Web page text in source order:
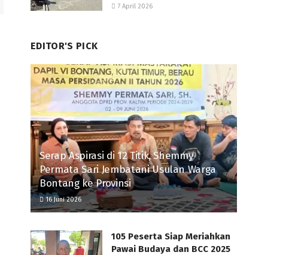
7 April 2026
EDITOR'S PICK
Serap Aspirasi di 12 Titik, Shemmy
Permata Sari Jembatani Usulan Warga
Bontang ke Provinsi
16 Juni 2026
105 Peserta Siap Meriahkan
Pawai Budaya dan BCC 2025